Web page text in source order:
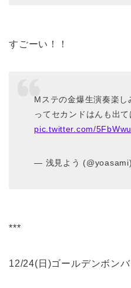
すごーい！！
Mステの金爆生演奏楽し
ってセカンドはんも出
pic.twitter.com/
— 浅見よう (@yoasami)
***
12/24(日)ゴールデンボン